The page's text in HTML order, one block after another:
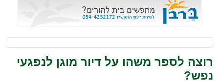
רוצה לספר משהו על דיור מוגן לנפגעי
נפש?